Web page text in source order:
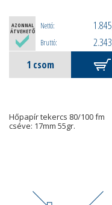
AZONNAL
ÁTVEHETŐ
Nettó: 1.845
Bruttó: 2.343
Hőpapír tekercs 80/100 fm
cséve: 17mm 55gr.